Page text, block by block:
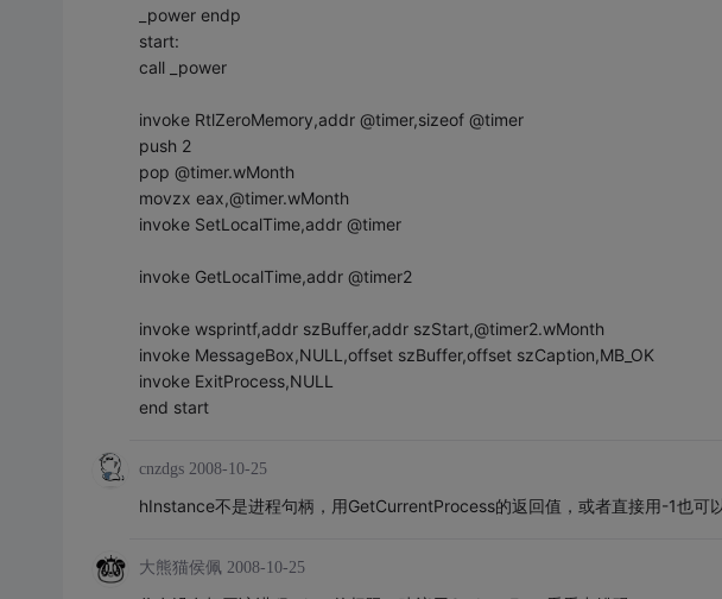
_power endp
start:
call _power
invoke RtlZeroMemory,addr @timer,sizeof @timer
push 2
pop @timer.wMonth
movzx eax,@timer.wMonth
invoke SetLocalTime,addr @timer
invoke GetLocalTime,addr @timer2
invoke wsprintf,addr szBuffer,addr szStart,@timer2.wMonth
invoke MessageBox,NULL,offset szBuffer,offset szCaption,MB_OK
invoke ExitProcess,NULL
end start
cnzdgs 2008-10-25
hInstance不是进程句柄，用GetCurrentProcess的返回值，或者直接用-1也可以
大熊猫侯佩 2008-10-25